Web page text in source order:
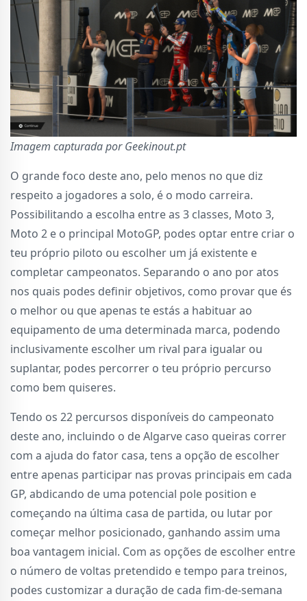
Imagem capturada por Geekinout.pt
O grande foco deste ano, pelo menos no que diz
respeito a jogadores a solo, é o modo carreira.
Possibilitando a escolha entre as 3 classes, Moto 3,
Moto 2 e o principal MotoGP, podes optar entre criar o
teu próprio piloto ou escolher um já existente e
completar campeonatos. Separando o ano por atos
nos quais podes definir objetivos, como provar que és
o melhor ou que apenas te estás a habituar ao
equipamento de uma determinada marca, podendo
inclusivamente escolher um rival para igualar ou
suplantar, podes percorrer o teu próprio percurso
como bem quiseres.
Tendo os 22 percursos disponíveis do campeonato
deste ano, incluindo o de Algarve caso queiras correr
com a ajuda do fator casa, tens a opção de escolher
entre apenas participar nas provas principais em cada
GP, abdicando de uma potencial pole position e
começando na última casa de partida, ou lutar por
começar melhor posicionado, ganhando assim uma
boa vantagem inicial. Com as opções de escolher entre
o número de voltas pretendido e tempo para treinos,
podes customizar a duração de cada fim-de-semana